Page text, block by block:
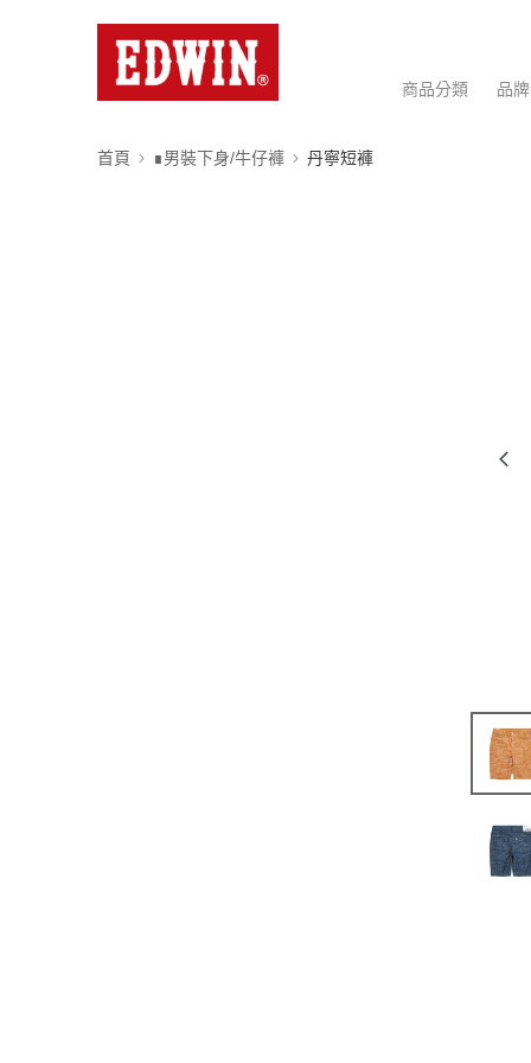
商品分類 品
首頁 ∎男裝下身/牛仔褲 丹寧短褲